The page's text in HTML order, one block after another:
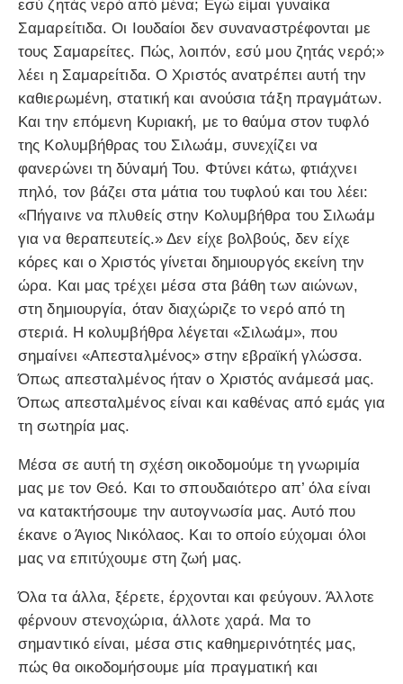
εσύ ζητάς νερό από μένα; Εγώ είμαι γυναίκα
Σαμαρείτιδα. Οι Ιουδαίοι δεν συναναστρέφονται με
τους Σαμαρείτες. Πώς, λοιπόν, εσύ μου ζητάς νερό;»
λέει η Σαμαρείτιδα. Ο Χριστός ανατρέπει αυτή την
καθιερωμένη, στατική και ανούσια τάξη πραγμάτων.
Και την επόμενη Κυριακή, με το θαύμα στον τυφλό
της Κολυμβήθρας του Σιλωάμ, συνεχίζει να
φανερώνει τη δύναμή Του. Φτύνει κάτω, φτιάχνει
πηλό, τον βάζει στα μάτια του τυφλού και του λέει:
«Πήγαινε να πλυθείς στην Κολυμβήθρα του Σιλωάμ
για να θεραπευτείς.» Δεν είχε βολβούς, δεν είχε
κόρες και ο Χριστός γίνεται δημιουργός εκείνη την
ώρα. Και μας τρέχει μέσα στα βάθη των αιώνων,
στη δημιουργία, όταν διαχώριζε το νερό από τη
στεριά. Η κολυμβήθρα λέγεται «Σιλωάμ», που
σημαίνει «Απεσταλμένος» στην εβραϊκή γλώσσα.
Όπως απεσταλμένος ήταν ο Χριστός ανάμεσά μας.
Όπως απεσταλμένος είναι και καθένας από εμάς για
τη σωτηρία μας.
Μέσα σε αυτή τη σχέση οικοδομούμε τη γνωριμία
μας με τον Θεό. Και το σπουδαιότερο απ’ όλα είναι
να κατακτήσουμε την αυτογνωσία μας. Αυτό που
έκανε ο Άγιος Νικόλαος. Και το οποίο εύχομαι όλοι
μας να επιτύχουμε στη ζωή μας.
Όλα τα άλλα, ξέρετε, έρχονται και φεύγουν. Άλλοτε
φέρνουν στενοχώρια, άλλοτε χαρά. Μα το
σημαντικό είναι, μέσα στις καθημερινότητές μας,
πώς θα οικοδομήσουμε μία πραγματική και